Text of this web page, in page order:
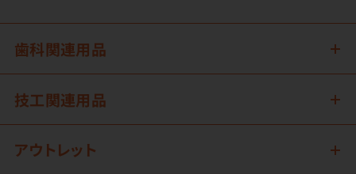
歯科関連用品
技工関連用品
アウトレット